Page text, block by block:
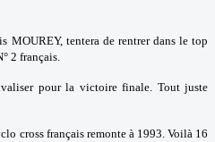
MOUREY, tentera de rentrer dans le top
2 français.
pour la victoire finale. Tout juste
cross français remonte à 1993. Voilà 16